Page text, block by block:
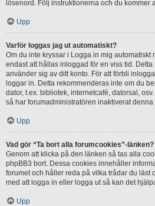
lösenord. Följ instruktionerna och du kommer
Upp
Varför loggas jag ut automatiskt?
Om du inte kryssar i Logga in mig automatiskt
endast att hållas inloggad för en viss tid.
använder sig av ditt konto. För att förbli
loggar in. Detta rekommenderas inte om du
dator, t.ex. bibliotek, internetcafé, datorsal,
så har forumadministratören inaktiverat denna
Upp
Vad gör “Ta bort alla forumcookies”-länken?
Genom att klicka på den länken så tas alla
phpBB3 bort. Dessa cookies innehåller
forumet och håller reda på vilka trådar du läst
med att logga in eller logga ut så kan det
Upp